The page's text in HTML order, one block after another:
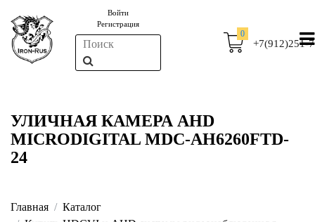
Войти
Регистрация
0
+7(912)251-
УЛИЧНАЯ КАМЕРА AHD
MICRODIGITAL MDC-AH6260FTD-
24
Главная
Каталог